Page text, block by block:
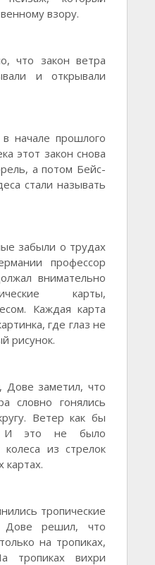
взору.
что закон ветра
и открывали
начале прошлого
этот закон снова
а потом Бейс-
стали называть
забыли о трудах
профессор
внимательно
карты,
Каждая карта
где глаз не
рисунок.
Дове заметил, что
словно гонялись
Ветер как бы
И это не было
колеса из стрелок
картах.
тропические
решил, что
на тропиках,
вихри